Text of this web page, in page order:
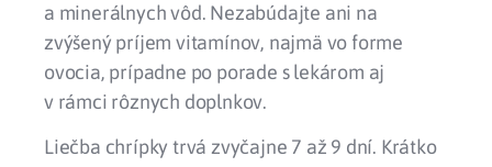
a minerálnych vôd. Nezabúdajte ani na
zvýšený príjem vitamínov, najmä vo forme
ovocia, prípadne po porade s lekárom aj
v rámci rôznych doplnkov.
Liečba chrípky trvá zvyčajne 7 až 9 dní. Krátko